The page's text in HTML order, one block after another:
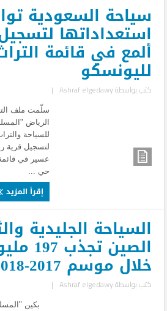
سياحة السعودية
استعداداتها
ألمع في قائمة
لليونسكو
كتب بواسطةAshraf elgedawy
|
سلّمت ملف
الرياض
للسياحة
لتسجيل قرية
عسير في قائمة
حي ...
إقرأ المزيد
السياحة الجليدية
الصين
خلال موسم 2017-2018
كتب بواسطةAshraf elgedawy
|
بكين